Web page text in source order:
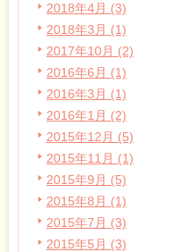
2018年4月 (3)
2018年3月 (1)
2017年10月 (2)
2016年6月 (1)
2016年3月 (1)
2016年1月 (2)
2015年12月 (5)
2015年11月 (1)
2015年9月 (5)
2015年8月 (1)
2015年7月 (3)
2015年5月 (3)